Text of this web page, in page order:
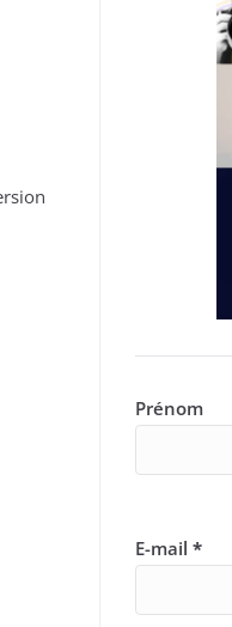
Prénom
E-mail *